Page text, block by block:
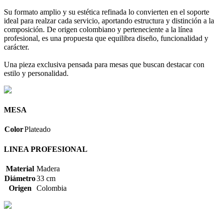
Su formato amplio y su estética refinada lo convierten en el soporte
ideal para realzar cada servicio, aportando estructura y distinción a la
composición. De origen colombiano y perteneciente a la línea
profesional, es una propuesta que equilibra diseño, funcionalidad y
carácter.
Una pieza exclusiva pensada para mesas que buscan destacar con
estilo y personalidad.
MESA
ColorPlateado
LINEA PROFESIONAL
Material Madera
Diámetro33 cm
Origen
Colombia